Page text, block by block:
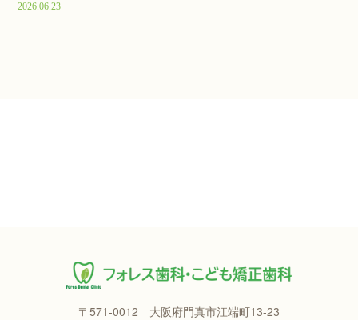
2026.06.23
〒571-0012 大阪府門真市江端町13-23